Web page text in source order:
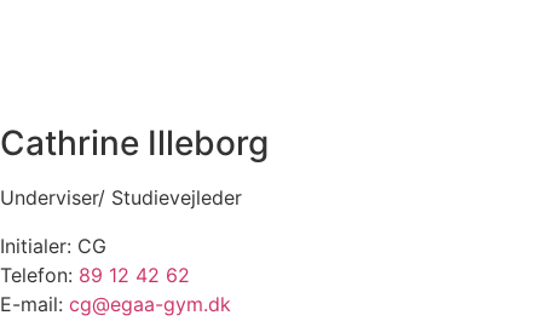
Cathrine Illeborg
Underviser/ Studievejleder
Initialer: CG
Telefon: 89 12 42 62
E-mail: cg@egaa-gym.dk